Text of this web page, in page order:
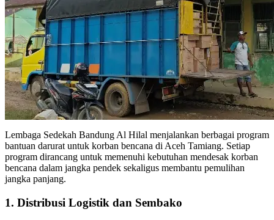
Lembaga Sedekah Bandung Al Hilal menjalankan berbagai program
bantuan darurat untuk korban bencana di Aceh Tamiang. Setiap
program dirancang untuk memenuhi kebutuhan mendesak korban
bencana dalam jangka pendek sekaligus membantu pemulihan
jangka panjang.
1. Distribusi Logistik dan Sembako